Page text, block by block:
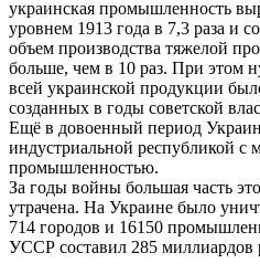
украинская промышленность
уровнем 1913 года в 7,3 раза и
объем производства тяжелой
больше, чем в 10 раз. При этом
всей украинской продукции
созданных в годы советской
Ещё в довоенный период
индустриальной республикой с
промышленностью.
За годы войны большая часть
утрачена. На Украине было
714 городов и 16150
УССР составил 285 миллиардов